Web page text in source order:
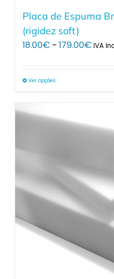
Placa de Espuma
(rigidez soft)
18.00€ – 179.00€Price
IVA
Ver opções